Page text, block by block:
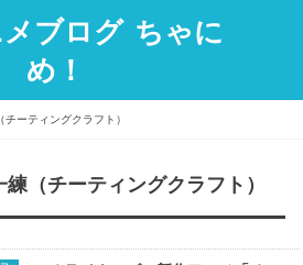
ブログ ちゃに
め！
ーティングクラフト）
（チーティングクラフト）